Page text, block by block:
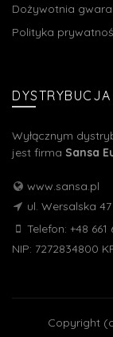
Dożywotnia
Polityka
Wyłącznym
jest firma Sansa
www.sansa.pl
ul. Wersalska
Telefon: +48
NIP: 7272834800
Copyright